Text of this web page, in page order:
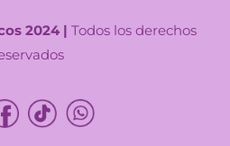
2024 | Todos los derechos